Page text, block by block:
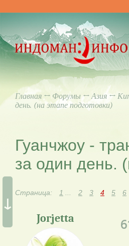
Главная ↔ Форумы↔Азия ↔
день. (на этапе подготовки)
↓
Гуанчжоу -
за один день.
Страница: 1 2 3 4 5 6
Jorjetta